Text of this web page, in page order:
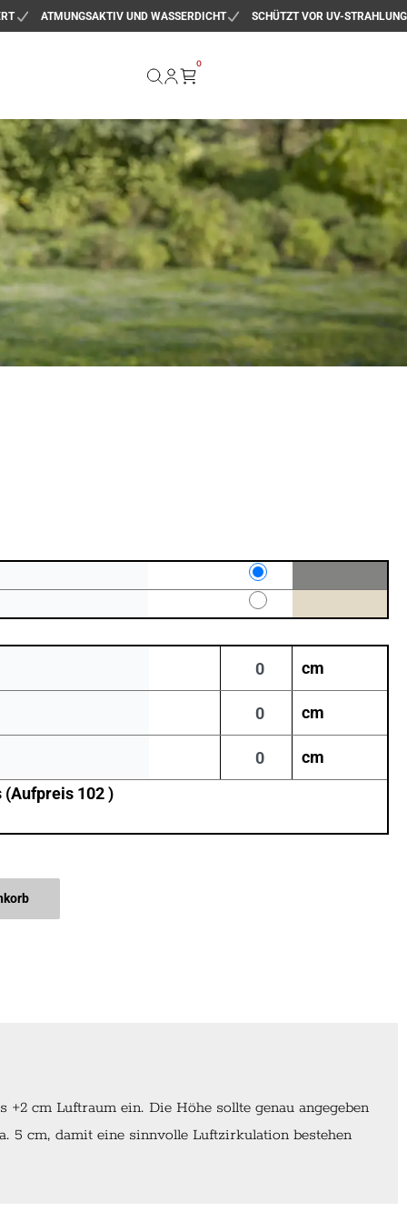
ATMUNGSAKTIV UND WASSERDICHT SCHÜTZT VOR UV-STRAHLUNG
0
cm
cm
cm
102 )
cm Luftraum ein. Die Höhe sollte genau angegeben
5 cm, damit eine sinnvolle Luftzirkulation bestehen